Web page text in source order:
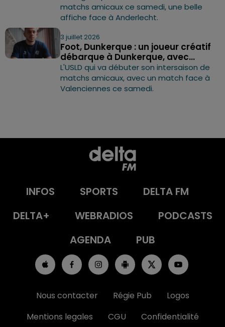
matchs amicaux ce samedi, une belle
affiche face à Anderlecht.
3 juillet 2026
Foot, Dunkerque : un joueur créatif
débarque à Dunkerque, avec...
L'USLD qui va débuter son intersaison de
matchs amicaux, avec un match face à
Valenciennes ce samedi.
INFOS SPORTS
DELTA FM
DELTA+
WEBRADIOS
PODCASTS
AGENDA
PUB
Nous contacter Régie Pub
Logos
Mentions legales
CGU Confidentialité